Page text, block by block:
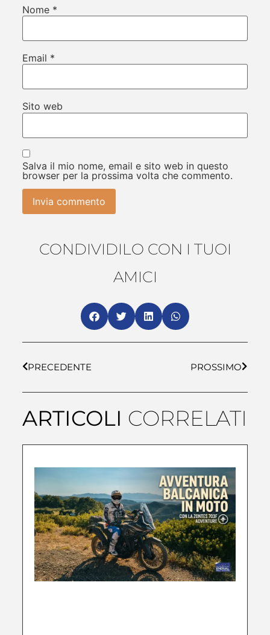
Nome *
Email *
Sito web
Salva il mio nome, email e sito web in questo
browser per la prossima volta che commento.
CONDIVIDILO CON I TUOI
AMICI
PRECEDENTE PROSSIMO
ARTICOLI CORRELATI